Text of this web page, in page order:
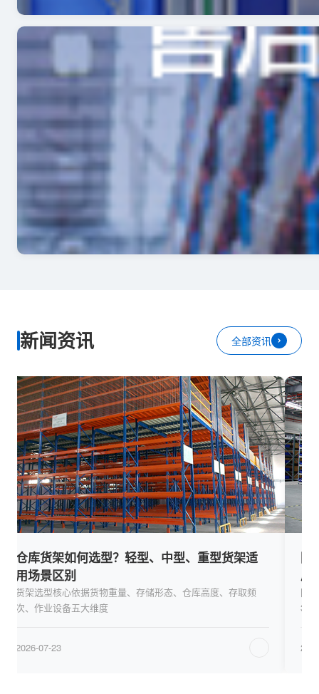
新闻资讯 全部资讯
仓库货架如何选型？轻型、中型、重型货架适
用场景区别
货架选型核心依据货物重量、存储形态、仓库高度、存取频
次、作业设备五大维度
2026-07-23
国
成
随